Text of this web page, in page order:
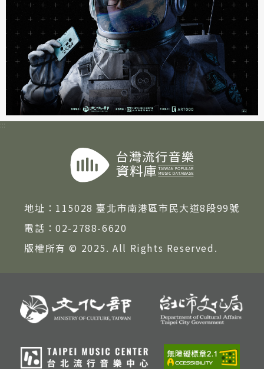
:::
地址： 115028 臺北市南港區市民大道8段99號
電話：02-2788-6620
版權所有 © 2025. All Rights Reserved.